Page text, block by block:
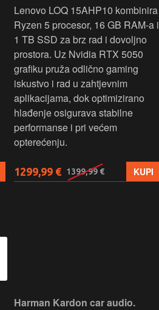
Lenovo LOQ 15AHP10 kombinira
Ryzen 5 procesor, 16 GB RAM-a i
1 TB SSD za brz rad i dovoljno
prostora. Uz Nvidia RTX 5050
grafiku pruža odlično gaming
iskustvo i rad u zahtjevnim
aplikacijama, dok optimizirano
hlađenje osigurava stabilne
performanse i pri većem
opterećenju.
1299,99 € 1399,99 € KUPI
Harman Kardon car audio.